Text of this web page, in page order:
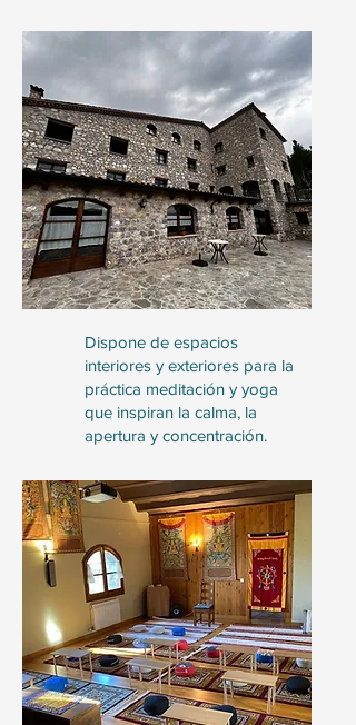
Dispone de espacios
interiores y exteriores para la
práctica meditación y yoga
que inspiran la calma, la
apertura y concentración.